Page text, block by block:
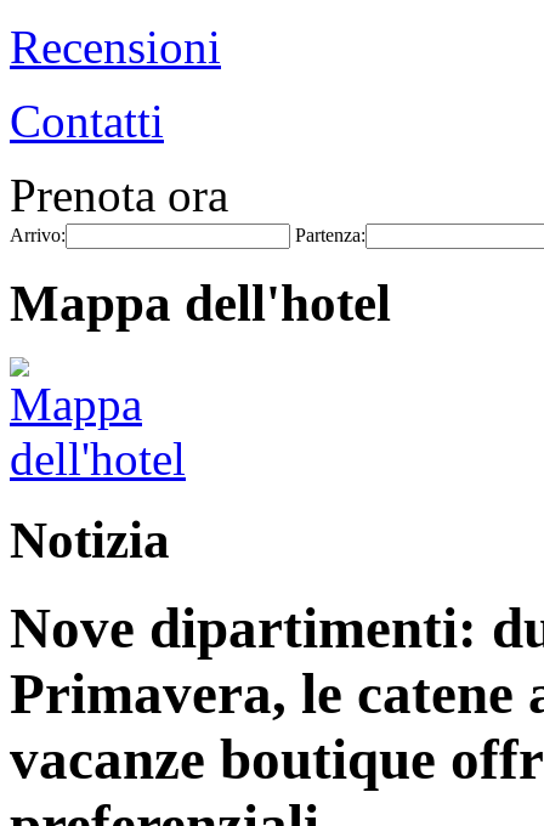
Recensioni
Contatti
Prenota ora
Arrivo: Partenza:
Mappa dell'hotel
Notizia
Nove dipartimenti:
Primavera, le catene
vacanze boutique